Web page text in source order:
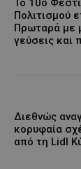
Το 10ο
Πολιτισμού
Πρωταρά με
γεύσεις και
Διεθνώς
κορυφαία
από τη Lidl